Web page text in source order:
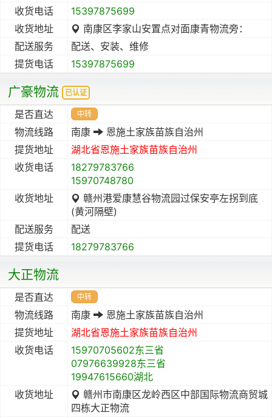
收货电话
15397875699
收货地址
南康区李家山安置点对面康青物流旁：
配送服务
配送、安装、维修
提货电话
15397875699
广豪物流 已认证
是否直达 中转
物流线路 南康
恩施土家族苗族自治州
提货地址
湖北省恩施土家族苗族自治州
收货电话
18279783766
15970748780
收货地址
赣州港爱康慧谷物流园过保安亭左拐到底
(黄河隔壁)
配送服务
配送
提货电话
18279783766
大正物流
是否直达 中转
物流线路 南康
恩施土家族苗族自治州
提货地址
湖北省恩施土家族苗族自治州
收货电话
15970705602东三省
07976639928东三省
19947615660湖北
收货地址
赣州市南康区龙岭西区中部国际物流商贸城
四栋大正物流